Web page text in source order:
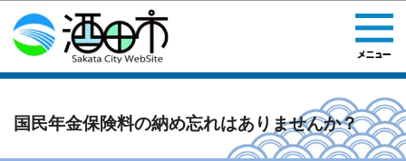
このページの本文へ移動
国民年金保険料の納め忘れはありませんか？